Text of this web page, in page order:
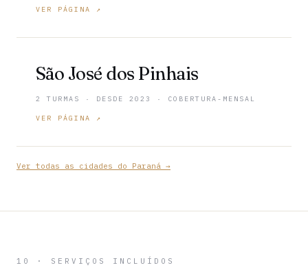
VER PÁGINA ↗
São José dos Pinhais
2 TURMAS · DESDE 2023 · COBERTURA-MENSAL
VER PÁGINA ↗
Ver todas as cidades do Paraná →
10 · SERVIÇOS INCLUÍDOS